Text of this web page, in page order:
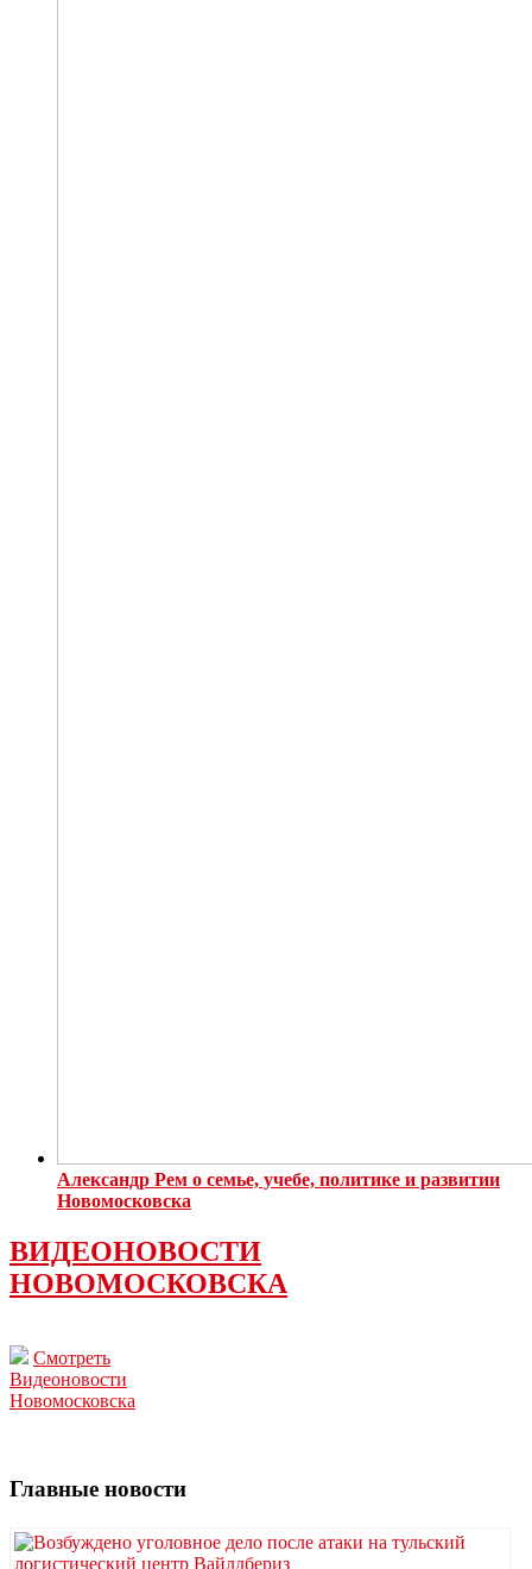
Александр Рем о семье, учебе, политике и развитии
Новомосковска
ВИДЕОНОВОСТИ
НОВОМОСКОВСКА
Смотреть
Видеоновости
Новомосковска
Главные новости